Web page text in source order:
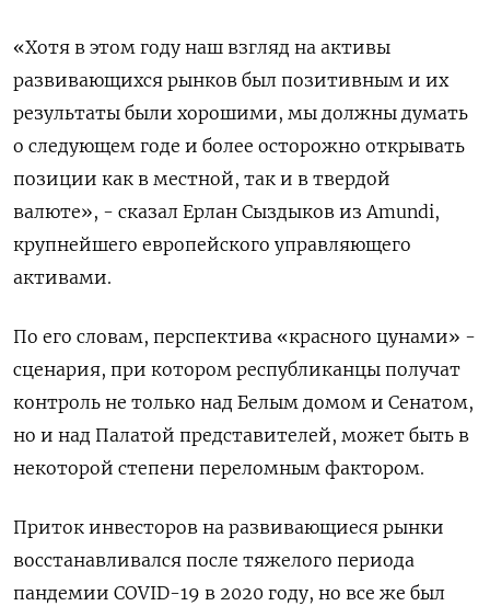
«Хотя в этом году наш взгляд на активы
развивающихся рынков был позитивным и их
результаты были хорошими, мы должны думать
о следующем годе и более осторожно открывать
позиции как в местной, так и в твердой
валюте», - сказал Ерлан Сыздыков из Amundi,
крупнейшего европейского управляющего
активами.
По его словам, перспектива «красного цунами» -
сценария, при котором республиканцы получат
контроль не только над Белым домом и Сенатом,
но и над Палатой представителей, может быть в
некоторой степени переломным фактором.
Приток инвесторов на развивающиеся рынки
восстанавливался после тяжелого периода
пандемии COVID-19 в 2020 году, но все же был